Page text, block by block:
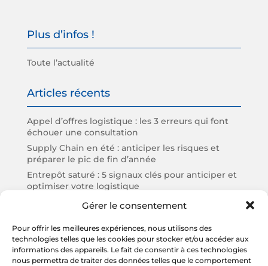
Gérer le consentement
Pour offrir les meilleures expériences, nous utilisons des
technologies telles que les cookies pour stocker et/ou accéder aux
informations des appareils. Le fait de consentir à ces technologies
nous permettra de traiter des données telles que le comportement
Plus d’infos !
Toute l’actualité
Articles récents
Appel d’offres logistique : les 3 erreurs qui font
échouer une consultation
Supply Chain en été : anticiper les risques et
préparer le pic de fin d’année
Entrepôt saturé : 5 signaux clés pour anticiper et
optimiser votre logistique
Bilan Supply Chain mi-année : 3 constats clés
Multimodal 2026 : passer (enfin) une partie de
vos transports du camion au rail et au fluvial, sans
perdre en fiabilité